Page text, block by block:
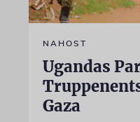
NAHOST
Ugandas
Gaza